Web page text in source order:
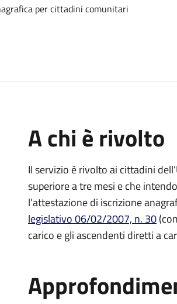
per cittadini comunitari
A chi è rivolto
Il servizio è rivolto ai cittadini
superiore a tre mesi e che
l’attestazione di iscrizione
legislativo 06/02/2007, n. 30
carico e gli ascendenti diretti a